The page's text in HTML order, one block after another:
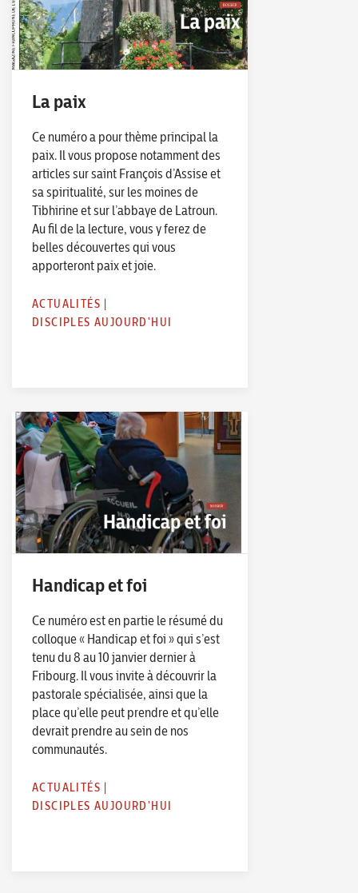
La paix
Ce numéro a pour thème principal la
paix. Il vous propose notamment des
articles sur saint François d’Assise et
sa spiritualité, sur les moines de
Tibhirine et sur l’abbaye de Latroun.
Au fil de la lecture, vous y ferez de
belles découvertes qui vous
apporteront paix et joie.
ACTUALITÉS |
DISCIPLES AUJOURD'HUI
Handicap et foi
Ce numéro est en partie le résumé du
colloque « Handicap et foi » qui s’est
tenu du 8 au 10 janvier dernier à
Fribourg. Il vous invite à découvrir la
pastorale spécialisée, ainsi que la
place qu’elle peut prendre et qu’elle
devrait prendre au sein de nos
communautés.
ACTUALITÉS |
DISCIPLES AUJOURD'HUI